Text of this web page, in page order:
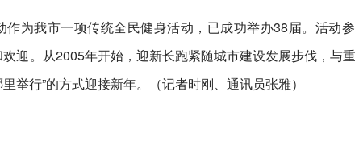
作为我市一项传统全民健身活动，已成功举办38届。活动
迎。从2005年开始，迎新长跑紧随城市建设发展步伐，与
举行”的方式迎接新年。（记者时刚、通讯员张雅）